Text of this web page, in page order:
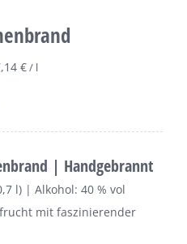
€/ l
| Handgebrannt
l) | Alkohol: 40 % vol
mit faszinierender